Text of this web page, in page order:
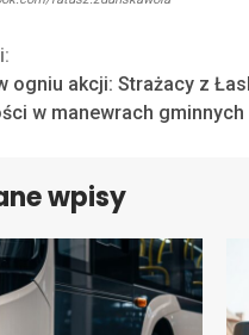
ogniu akcji: Strażacy z
w manewrach gminnych
wpisy